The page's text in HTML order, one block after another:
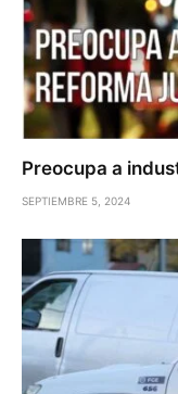
Preocupa a
SEPTIEMBRE 5, 2024